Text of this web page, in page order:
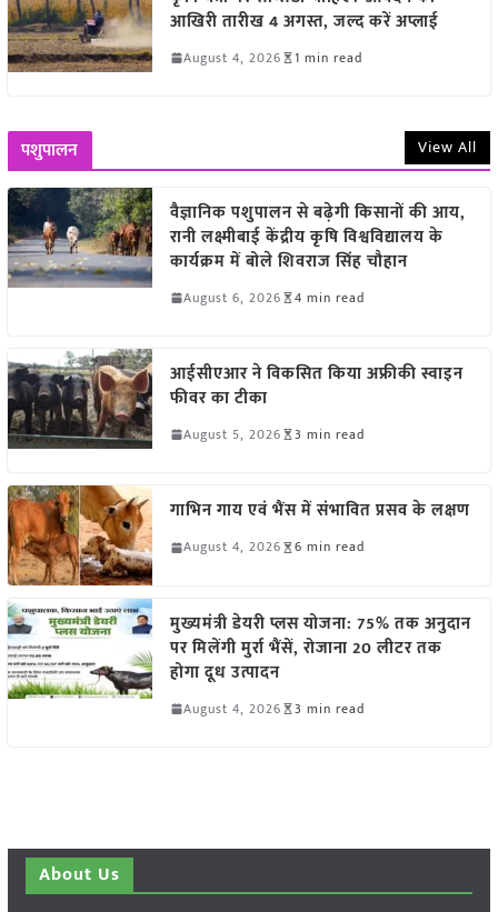
आखिरी तारीख 4 अगस्त, जल्द करें अप्लाई
August 4, 2026 1 min read
पशुपालन View All
वैज्ञानिक पशुपालन से बढ़ेगी किसानों की आय,
रानी लक्ष्मीबाई केंद्रीय कृषि विश्वविद्यालय के
कार्यक्रम में बोले शिवराज सिंह चौहान
August 6, 2026 4 min read
आईसीएआर ने विकसित किया अफ्रीकी स्वाइन
फीवर का टीका
August 5, 2026 3 min read
गाभिन गाय एवं भैंस में संभावित प्रसव के लक्षण
August 4, 2026 6 min read
मुख्यमंत्री डेयरी प्लस योजना: 75% तक अनुदान
पर मिलेंगी मुर्रा भैंसें, रोजाना 20 लीटर तक
होगा दूध उत्पादन
August 4, 2026 3 min read
About Us